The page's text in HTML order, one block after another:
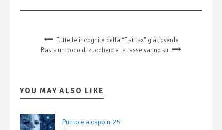
Tutte le incognite della “flat tax” gialloverde
Basta un poco di zucchero e le tasse vanno su
YOU MAY ALSO LIKE
Punto e a capo n. 25